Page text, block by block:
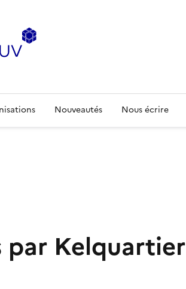
Nouveautés Nous écrire
par Kelquartier